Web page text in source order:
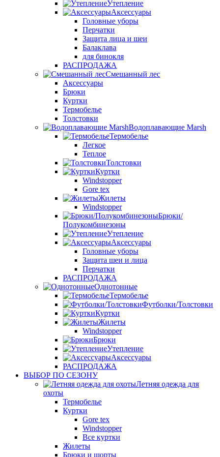
Утепление
Аксессуары
Головные уборы
Перчатки
Защита лица и шеи
Балаклава
для бинокля
РАСПРОДАЖА
Смешанный лес
Аксессуары
Брюки
Куртки
Термобелье
Толстовки
Водоплавающие Marsh
Термобелье
Легкое
Теплое
Толстовки
Куртки
Windstopper
Gore tex
Жилеты
Windstopper
Брюки/
Полукомбинезоны
Утепление
Аксессуары
Головные уборы
Защита шеи и лица
Перчатки
РАСПРОДАЖА
Однотонные
Термобелье
Футболки/Толстовки
Куртки
Жилеты
Windstopper
Брюки
Утепление
Аксессуары
РАСПРОДАЖА
ВЫБОР ПО СЕЗОНУ
Летняя одежда для
охоты
Термобелье
Куртки
Gore tex
Windstopper
Все куртки
Жилеты
Брюки и шорты